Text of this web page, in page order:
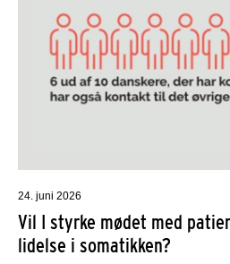
24. juni 2026
Vil I styrke mødet med
lidelse i somatikken?